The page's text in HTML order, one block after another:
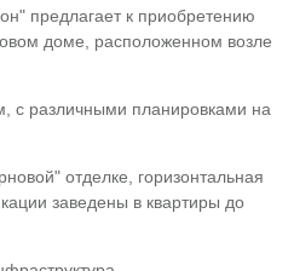
предлагает к приобретению
доме, расположенном возле
с различными планировками на
отделке, горизонтальная
заведены в квартиры до